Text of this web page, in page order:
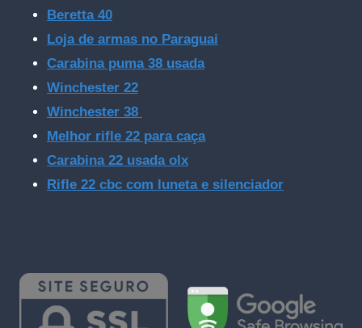
Beretta 40
Loja de armas no Paraguai
Carabina puma 38 usada
Winchester 22
Winchester 38
Melhor rifle 22 para caça
Carabina 22 usada olx
Rifle 22 cbc com luneta e silenciador